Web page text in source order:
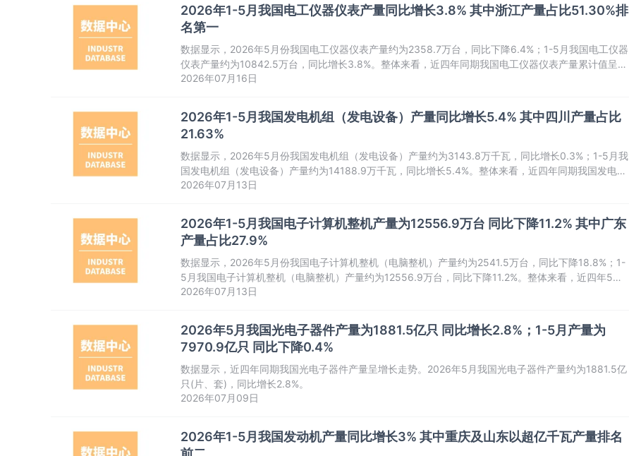
2026年1-5月我国电工仪器仪表产量同比增长3.8% 其中浙江产量占比51.30%排
名第一
数据显示，2026年5月份我国电工仪器仪表产量约为2358.7万台，同比下降6.4%；1-5月我国电工仪器
仪表产量约为10842.5万台，同比增长3.8%。整体来看，近四年同期我国电工仪器仪表产量累计值呈先
升后降再升走势。
2026年07月16日
2026年1-5月我国发电机组（发电设备）产量同比增长5.4% 其中四川产量占比
21.63%
数据显示，2026年5月份我国发电机组（发电设备）产量约为3143.8万千瓦，同比增长0.3%；1-5月我
国发电机组（发电设备）产量约为14188.9万千瓦，同比增长5.4%。整体来看，近四年同期我国发电机
组（发电设备）产量当期值和累计值均呈增长走势。
2026年07月13日
2026年1-5月我国电子计算机整机产量为12556.9万台 同比下降11.2% 其中广东
产量占比27.9%
数据显示，2026年5月份我国电子计算机整机（电脑整机）产量约为2541.5万台，同比下降18.8%；1-
5月我国电子计算机整机（电脑整机）产量约为12556.9万台，同比下降11.2%。整体来看，近四年5月
同期我国电子计算机整机（电脑整机）产量当期值和累计值均呈先降后升再降走势。
2026年07月13日
2026年5月我国光电子器件产量为1881.5亿只 同比增长2.8%；1-5月产量为
7970.9亿只 同比下降0.4%
数据显示，近四年同期我国光电子器件产量呈增长走势。2026年5月我国光电子器件产量约为1881.5亿
只(片、套)，同比增长2.8%。
2026年07月09日
2026年1-5月我国发动机产量同比增长3% 其中重庆及山东以超亿千瓦产量排名